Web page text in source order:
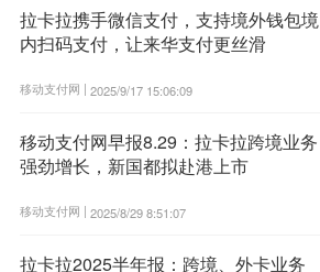
拉卡拉携手微信支付，支持境外钱包境
内扫码支付，让来华支付更丝滑
移动支付网 | 2025/9/17 15:06:09
移动支付网早报8.29：拉卡拉跨境业务
强劲增长，新国都拟赴港上市
移动支付网 | 2025/8/29 8:51:07
拉卡拉2025半年报：跨境、外卡业务